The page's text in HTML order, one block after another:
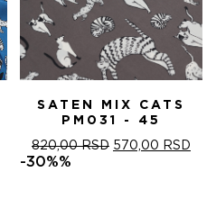
ТРЕНУТНА
ЦЕНА
SATEN MIX CATS
PM031 - 45
820,00RSD ОРИГИНАЛНА
570,00 RSD
-30%%